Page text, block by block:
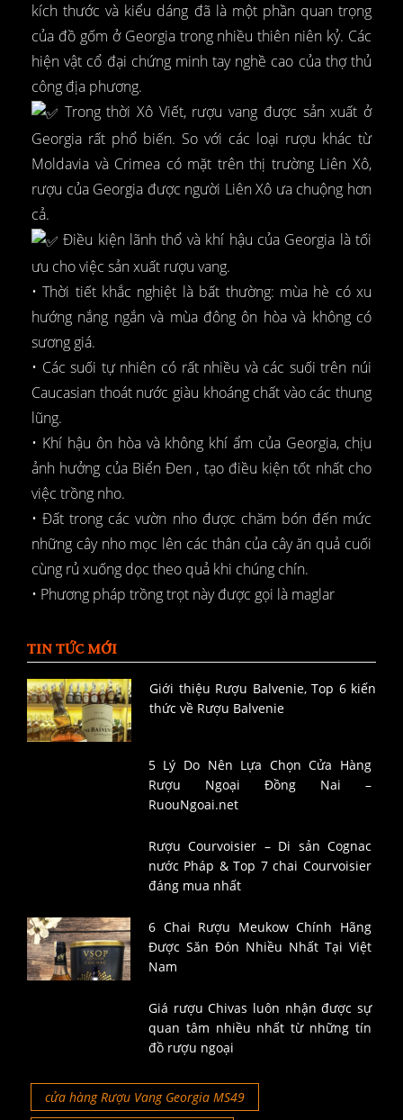
kích thước và kiểu dáng đã là một phần quan trọng
của đồ gốm ở Georgia trong nhiều thiên niên kỷ. Các
hiện vật cổ đại chứng minh tay nghề cao của thợ thủ
công địa phương.
Trong thời Xô Viết, rượu vang được sản xuất ở
Georgia rất phổ biến. So với các loại rượu khác từ
Moldavia và Crimea có mặt trên thị trường Liên Xô,
rượu của Georgia được người Liên Xô ưa chuộng hơn
cả.
Điều kiện lãnh thổ và khí hậu của Georgia là tối
ưu cho việc sản xuất rượu vang.
• Thời tiết khắc nghiệt là bất thường: mùa hè có xu
hướng nắng ngắn và mùa đông ôn hòa và không có
sương giá.
• Các suối tự nhiên có rất nhiều và các suối trên núi
Caucasian thoát nước giàu khoáng chất vào các thung
lũng.
• Khí hậu ôn hòa và không khí ẩm của Georgia, chịu
ảnh hưởng của Biển Đen , tạo điều kiện tốt nhất cho
việc trồng nho.
• Đất trong các vườn nho được chăm bón đến mức
những cây nho mọc lên các thân của cây ăn quả cuối
cùng rủ xuống dọc theo quả khi chúng chín.
• Phương pháp trồng trọt này được gọi là maglar
TIN TỨC MỚI
Giới thiệu Rượu Balvenie, Top 6 kiến
thức về Rượu Balvenie
5 Lý Do Nên Lựa Chọn Cửa Hàng
Rượu Ngoại Đồng Nai –
RuouNgoai.net
Rượu Courvoisier – Di sản Cognac
nước Pháp & Top 7 chai Courvoisier
đáng mua nhất
6 Chai Rượu Meukow Chính Hãng
Được Săn Đón Nhiều Nhất Tại Việt
Nam
Giá rượu Chivas luôn nhận được sự
quan tâm nhiều nhất từ những tín
đồ rượu ngoại
cửa hàng Rượu Vang Georgia MS49